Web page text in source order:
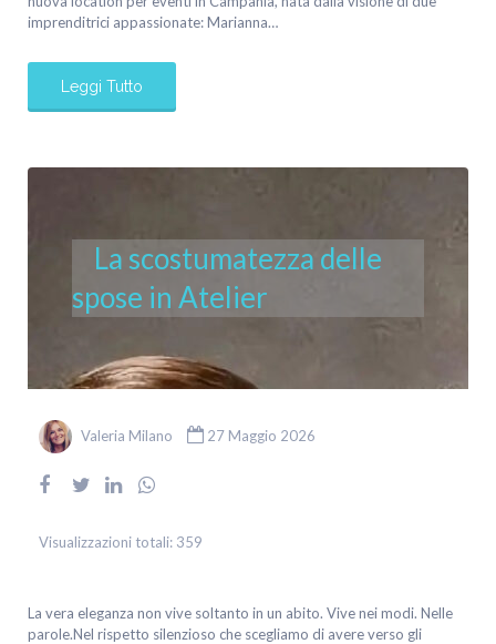
imprenditrici appassionate: Marianna…
Leggi Tutto
La scostumatezza delle
spose in Atelier
Valeria Milano 27 Maggio 2026
Visualizzazioni totali: 359
La vera eleganza non vive soltanto in un abito. Vive nei modi. Nelle
parole.Nel rispetto silenzioso che scegliamo di avere verso gli